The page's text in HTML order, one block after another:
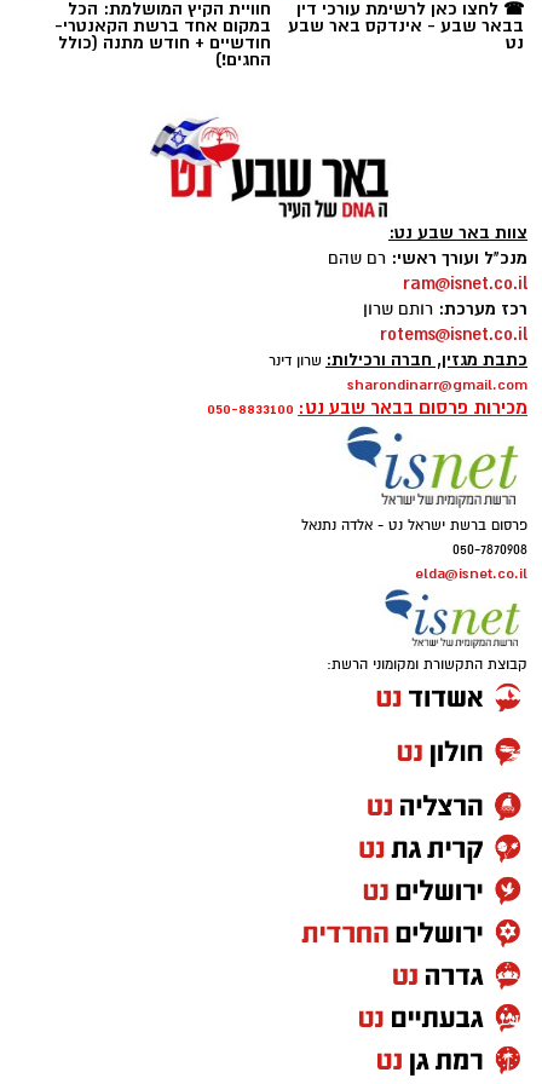
קרדיט: צילום פרטי
קצת רקע על טל ועל המשק המשפחתי
אורלי: "טל נולד במושב מבטחים, דור שלישי
שני ילדים, אחים לטל - יניב, איש חיל-אוויר
בצבא-קבע, גר באשקלון ומור, נשואה, עובדת
בקיבוץ 'סעד' מתגוררת במושב 'שרשרת'. טל נולד
למשפחת חקלאים. הסבא, אביו של בעלי ציון, עלה
ממרוקו למושב והקים בו משק שהתפתח לתפארת
עם השנים, הוא היה גם חזן בבית הכנסת. בעלי ציון
המשיך אותו וטל המשיך את בעלי. טל היה נשוי
לענת ואב לשלושה ילדים (יונתן, יובל ומאיה) איש
ומיד אחרי השירות השתלב במשק המשפחתי. עוד
כילד הוא אהב טבע, היה עולה על הטרקטור, מגיע
לעזור במשק, בבית האריזה, היה מאוד שורשי,
מנכ"ל ועורך ראשי:רם שהם
ram@isnet.co.il
מכירות פרסום בבאר שבע נט: 050-8833100
פרסום ברשת ישראל נט - אלדה נתנאל
050-7870908
elda@isnet.co.il
קבוצת התקשורת ומקומוני הרשת: